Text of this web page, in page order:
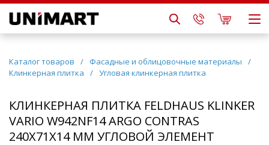
Каталог товаров / Фасадные и облицовочные материалы
/
Клинкерная плитка
/ Угловая клинкерная плитка
КЛИНКЕРНАЯ ПЛИТКА FELDHAUS KLINKER
VARIO W942NF14 ARGO CONTRAS
240Х71Х14 ММ УГЛОВОЙ ЭЛЕМЕНТ